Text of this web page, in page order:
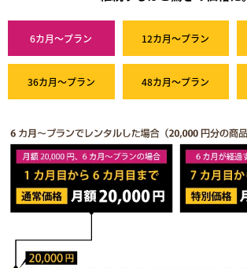
6カ月～プラン 12カ月～プラン
36カ月～プラン 48カ月～プラン